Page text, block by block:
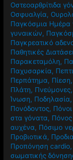
Οστεοαρθρίτιδα
Οσφυαλγία,
Παγκόσμια Ημέρα
γυναικών,
Παγκρεατικό
Παθητικές
Παρακεταμόλη,
Παχυσαρκία,
Περπάτημα, Πίεση,
Πλάτη, Πνεύμονες,
Ίνωση, Ποδηλασία,
Πονόδοντος,
στα γόνατα,
αυχένα, Πόσιμο
Προβιοτικά,
Προπόνηση cardio,
σωματικής